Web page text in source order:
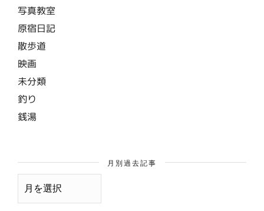
写真教室
原宿日記
散歩道
映画
未分類
釣り
銭湯
月別過去記事
月